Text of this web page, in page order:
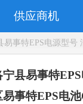
供应商机
事特EPS电源型号
限公司
宁县易事特
易事特EPS电